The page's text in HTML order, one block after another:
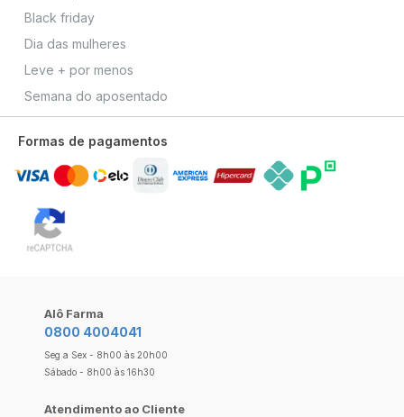
Black friday
Dia das mulheres
Leve + por menos
Semana do aposentado
Formas de pagamentos
Alô Farma
0800 4004041
Seg a Sex - 8h00 às 20h00
Sábado - 8h00 às 16h30
Atendimento ao Cliente